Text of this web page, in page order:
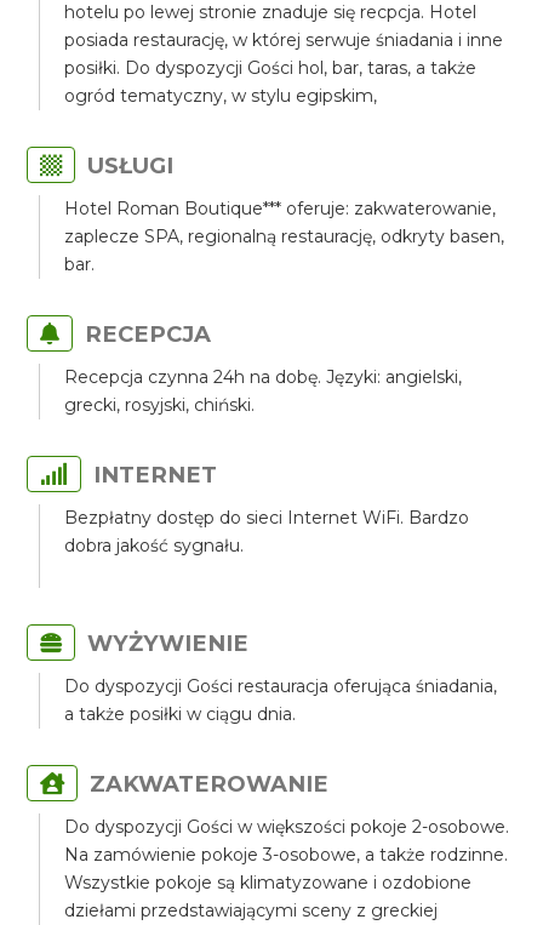
hotelu po lewej stronie znaduje się recpcja. Hotel
posiada restaurację, w której serwuje śniadania i inne
posiłki. Do dyspozycji Gości hol, bar, taras, a także
ogród tematyczny, w stylu egipskim,
USŁUGI
Hotel Roman Boutique*** oferuje: zakwaterowanie,
zaplecze SPA, regionalną restaurację, odkryty basen,
bar.
RECEPCJA
Recepcja czynna 24h na dobę. Języki: angielski,
grecki, rosyjski, chiński.
INTERNET
Bezpłatny dostęp do sieci Internet WiFi. Bardzo
dobra jakość sygnału.
WYŻYWIENIE
Do dyspozycji Gości restauracja oferująca śniadania,
a także posiłki w ciągu dnia.
ZAKWATEROWANIE
Do dyspozycji Gości w większości pokoje 2-osobowe.
Na zamówienie pokoje 3-osobowe, a także rodzinne.
Wszystkie pokoje są klimatyzowane i ozdobione
dziełami przedstawiającymi sceny z greckiej